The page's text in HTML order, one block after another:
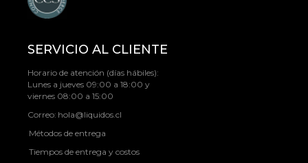
SERVICIO AL CLIENTE
Horario de atención (días hábiles):
Lunes a jueves 09:00 a 18:00 y
viernes 08:00 a 15:00
Correo: hola@liquidos.cl
Métodos de entrega
Tiempos de entrega y costos